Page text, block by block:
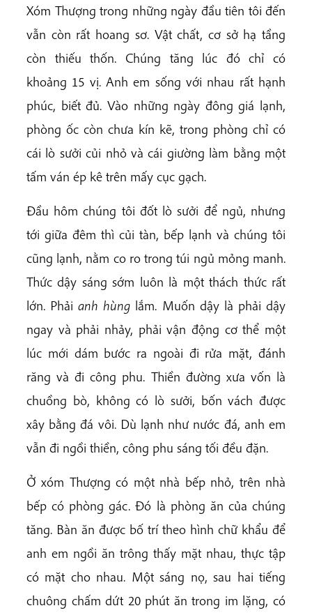
Xóm Thượng trong những ngày đầu tiên tôi đến
vẫn còn rất hoang sơ. Vật chất, cơ sở hạ tầng
còn thiếu thốn. Chúng tăng lúc đó chỉ có
khoảng 15 vị. Anh em sống với nhau rất hạnh
phúc, biết đủ. Vào những ngày đông giá lạnh,
phòng ốc còn chưa kín kẽ, trong phòng chỉ có
cái lò sưởi củi nhỏ và cái giường làm bằng một
tấm ván ép kê trên mấy cục gạch.
Đầu hôm chúng tôi đốt lò sưởi để ngủ, nhưng
tới giữa đêm thì củi tàn, bếp lạnh và chúng tôi
cũng lạnh, nằm co ro trong túi ngủ mỏng manh.
Thức dậy sáng sớm luôn là một thách thức rất
lớn. Phảianh hùng lắm. Muốn dậy là phải dậy
ngay và phải nhảy, phải vận động cơ thể một
lúc mới dám bước ra ngoài đi rửa mặt, đánh
răng và đi công phu. Thiền đường xưa vốn là
chuồng bò, không có lò sưởi, bốn vách được
xây bằng đá vôi. Dù lạnh như nước đá, anh em
vẫn đi ngồi thiền, công phu sáng tối đều đặn.
Ở xóm Thượng có một nhà bếp nhỏ, trên nhà
bếp có phòng gác. Đó là phòng ăn của chúng
tăng. Bàn ăn được bố trí theo hình chữ khẩu để
anh em ngồi ăn trông thấy mặt nhau, thực tập
có mặt cho nhau. Một sáng nọ, sau hai tiếng
chuông chấm dứt 20 phút ăn trong im lặng, có